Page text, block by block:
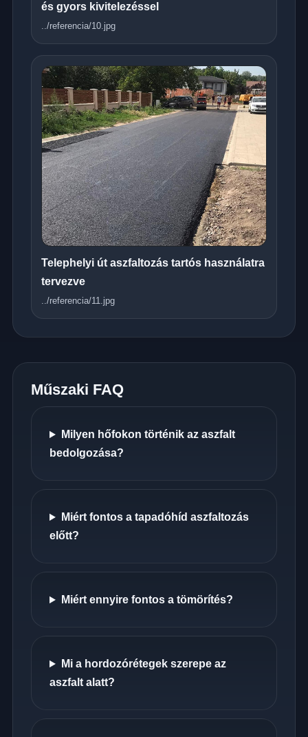
és gyors kivitelezéssel
../referencia/10.jpg
Telephelyi út aszfaltozás tartós használatra
tervezve
../referencia/11.jpg
Műszaki FAQ
Milyen hőfokon történik az aszfalt
bedolgozása?
Miért fontos a tapadóhíd aszfaltozás
előtt?
Miért ennyire fontos a tömörítés?
Mi a hordozórétegek szerepe az
aszfalt alatt?